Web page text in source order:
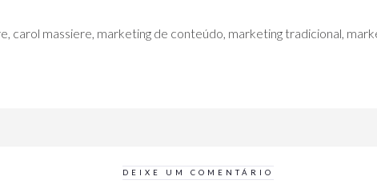
carol massiere, marketing de conteúdo, marketing tradicional,
DEIXE UM COMENTÁRIO